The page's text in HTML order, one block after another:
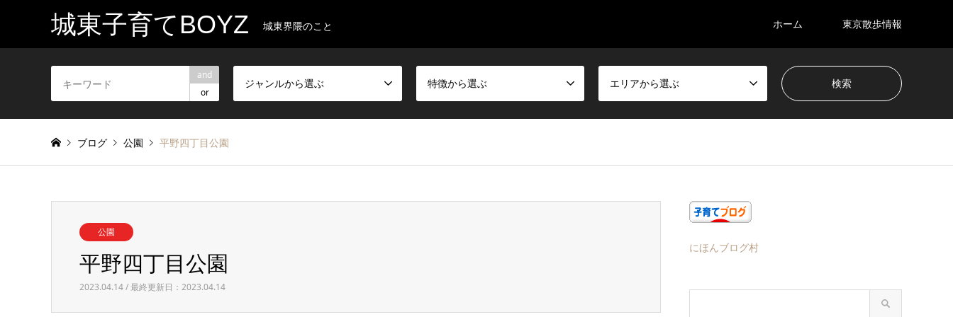
城東子育てBOYZ 城東界隈のこと ホーム 東京散歩情報
and
or
ジャンルから選ぶ 特徴から選ぶ エリアから選ぶ
ブログ 公園 平野四丁目公園
公園
平野四丁目公園
2023.04.14 / 最終更新日：2023.04.14
にほんブログ村